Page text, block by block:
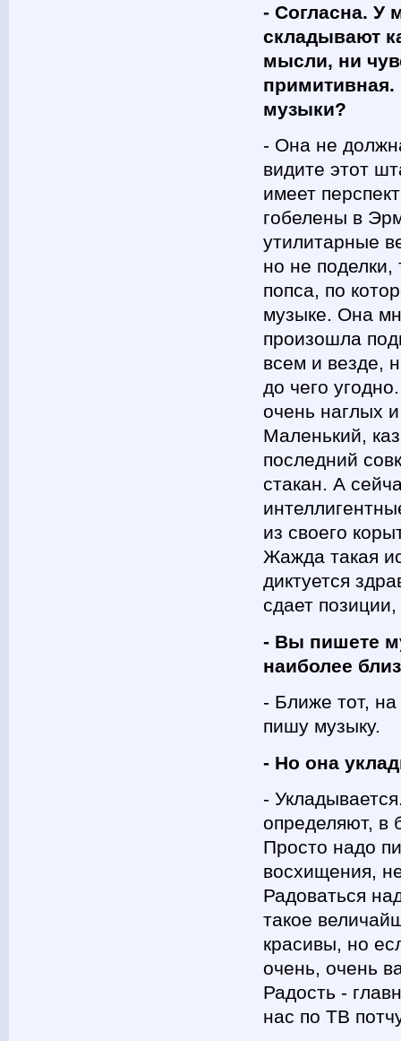
- Согласна. У
складывают
мысли, ни
музыки?
- Она не
видите этот
имеет
гобелены в
утилитарные
но не
попса, по
музыке. Она
произошла
всем и везде,
до чего
очень наглых
Маленький,
последний
стакан. А
из своего
Жажда такая
диктуется
сдает
- Вы пишете
наиболее
- Ближе тот,
пишу музыку.
- Но она
-
определяют, в
Просто надо
восхищения,
Радоваться
такое
красивы, но
очень, очень
Радость -
нас по ТВ